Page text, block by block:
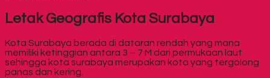
Letak Geografis Kota Surabaya
Kota Surabaya berada di dataran rendah yang mana
memiliki ketinggian antara 3 – 7 M dari permukaan laut
sehingga kota surabaya merupakan kota yang tergolong
panas dan kering.